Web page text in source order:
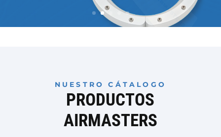
NUESTRO CÁTALOGO
PRODUCTOS
AIRMASTERS